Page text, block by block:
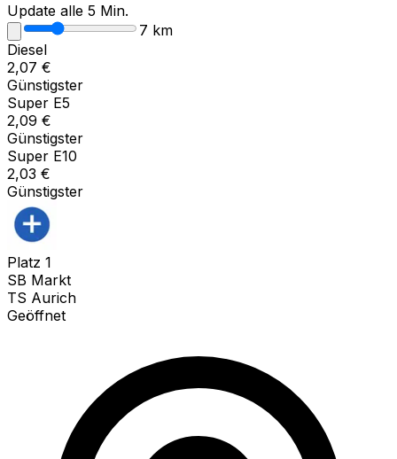
Update alle 5 Min.
7 km
Diesel
2,07 €
Günstigster
Super E5
2,09 €
Günstigster
Super E10
2,03 €
Günstigster
Platz 1
SB Markt
TS Aurich
Geöffnet